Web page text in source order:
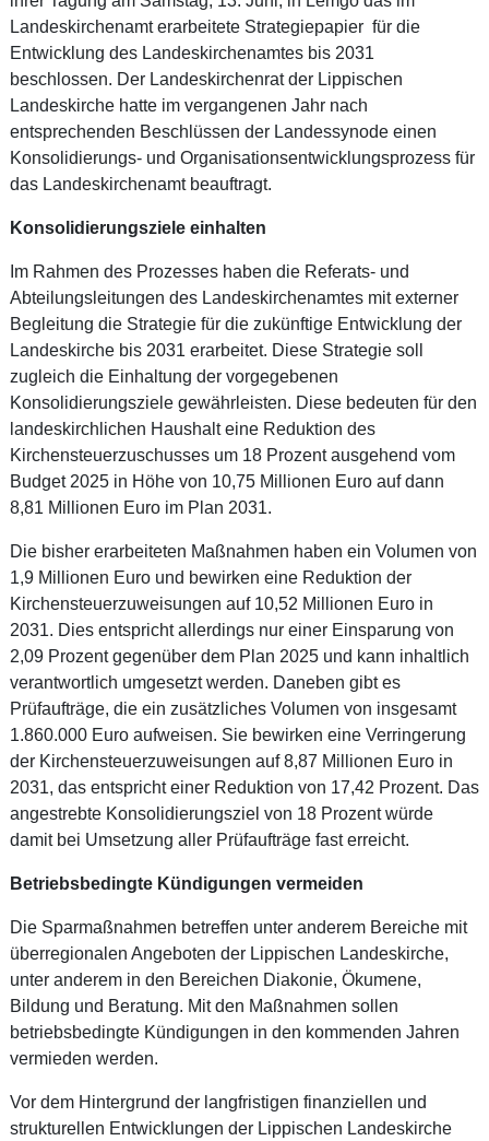
Landeskirchenamt erarbeitete Strategiepapier für die
Entwicklung des Landeskirchenamtes bis 2031
beschlossen. Der Landeskirchenrat der Lippischen
Landeskirche hatte im vergangenen Jahr nach
entsprechenden Beschlüssen der Landessynode einen
Konsolidierungs- und Organisationsentwicklungsprozess für
das Landeskirchenamt beauftragt.
Konsolidierungsziele einhalten
Im Rahmen des Prozesses haben die Referats- und
Abteilungsleitungen des Landeskirchenamtes mit externer
Begleitung die Strategie für die zukünftige Entwicklung der
Landeskirche bis 2031 erarbeitet. Diese Strategie soll
zugleich die Einhaltung der vorgegebenen
Konsolidierungsziele gewährleisten. Diese bedeuten für den
landeskirchlichen Haushalt eine Reduktion des
Kirchensteuerzuschusses um 18 Prozent ausgehend vom
Budget 2025 in Höhe von 10,75 Millionen Euro auf dann
8,81 Millionen Euro im Plan 2031.
Die bisher erarbeiteten Maßnahmen haben ein Volumen von
1,9 Millionen Euro und bewirken eine Reduktion der
Kirchensteuerzuweisungen auf 10,52 Millionen Euro in
2031. Dies entspricht allerdings nur einer Einsparung von
2,09 Prozent gegenüber dem Plan 2025 und kann inhaltlich
verantwortlich umgesetzt werden. Daneben gibt es
Prüfaufträge, die ein zusätzliches Volumen von insgesamt
1.860.000 Euro aufweisen. Sie bewirken eine Verringerung
der Kirchensteuerzuweisungen auf 8,87 Millionen Euro in
2031, das entspricht einer Reduktion von 17,42 Prozent. Das
angestrebte Konsolidierungsziel von 18 Prozent würde
damit bei Umsetzung aller Prüfaufträge fast erreicht.
Betriebsbedingte Kündigungen vermeiden
Die Sparmaßnahmen betreffen unter anderem Bereiche mit
überregionalen Angeboten der Lippischen Landeskirche,
unter anderem in den Bereichen Diakonie, Ökumene,
Bildung und Beratung. Mit den Maßnahmen sollen
betriebsbedingte Kündigungen in den kommenden Jahren
vermieden werden.
Vor dem Hintergrund der langfristigen finanziellen und
strukturellen Entwicklungen der Lippischen Landeskirche